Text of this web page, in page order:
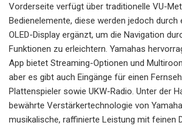
Vorderseite verfügt über traditionelle VU-
Bedienelemente, diese werden jedoch durch
OLED-Display ergänzt, um die Navigation
Funktionen zu erleichtern. Yamahas
App bietet Streaming-Optionen und
aber es gibt auch Eingänge für einen
Plattenspieler sowie UKW-Radio. Unter der
bewährte Verstärkertechnologie von
musikalische, raffinierte Leistung mit feinen